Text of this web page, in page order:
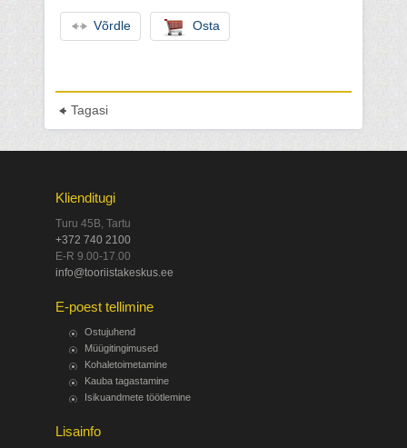
Võrdle Osta
Tagasi
Klienditugi
Turu 45B, Tartu
+372 740 2100
E-R 9.00-17.00
info@tooriistakeskus.ee
E-poest tellimine
Ostujuhend
Müügitingimused
Kohaletoimetamine
Kauba tagastamine
Isikuandmete töötlemine
Lisainfo